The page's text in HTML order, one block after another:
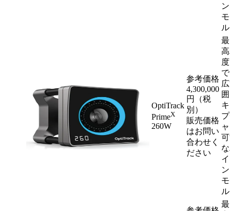
ル
OptiTrack
PrimeX
260W
参考価格
4,300,000
円（税
別）
販売価格
はお問い
合わせく
ださい
度
ル